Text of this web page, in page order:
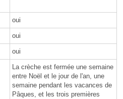
oui
oui
oui
La crèche est fermée une semaine
entre Noël et le jour de l'an, une
semaine pendant les vacances de
Pâques, et les trois premières